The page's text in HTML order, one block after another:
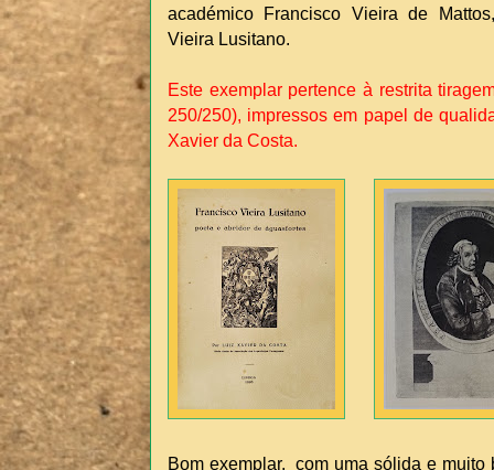
académico Francisco Vieira de
Vieira Lusitano.
Este exemplar pertence à restrita
250/250), impressos em papel de
Xavier da Costa.
Bom exemplar, com uma sólida e muito